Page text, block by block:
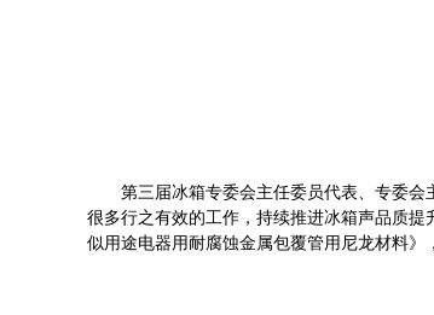
第三届冰箱专委会主任委员代表、专委会
很多行之有效的工作，持续推进冰箱声品质
似用途电器用耐腐蚀金属包覆管用尼龙材料》